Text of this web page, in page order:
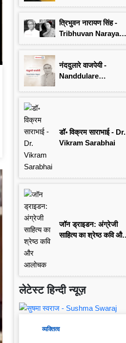
त्रिभुवन नारायण सिंह -
Tribhuvan Narayan
Singh
नंददुलारे वाजपेयी -
Nanddulare
डॉ॰ विक्रम साराभाई - Dr.
Vikram Sarabhai
जॉन ड्राइडन: अंग्रेजी
साहित्य का श्रेष्ठ कवि और
लेटेस्ट हिन्दी न्यूज़
व्यक्तित्व